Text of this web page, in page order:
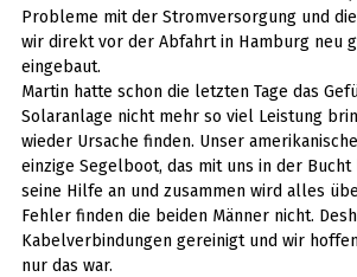
Probleme mit der Stromversorgung und
wir direkt vor der Abfahrt in Hamburg neu
eingebaut.
Martin hatte schon die letzten Tage das
Solaranlage nicht mehr so viel Leistung
wieder Ursache finden. Unser
einzige Segelboot, das mit uns in der
seine Hilfe an und zusammen wird alles
Fehler finden die beiden Männer nicht.
Kabelverbindungen gereinigt und wir
nur das war.